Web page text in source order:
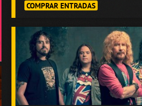
COMPRAR ENTRADAS